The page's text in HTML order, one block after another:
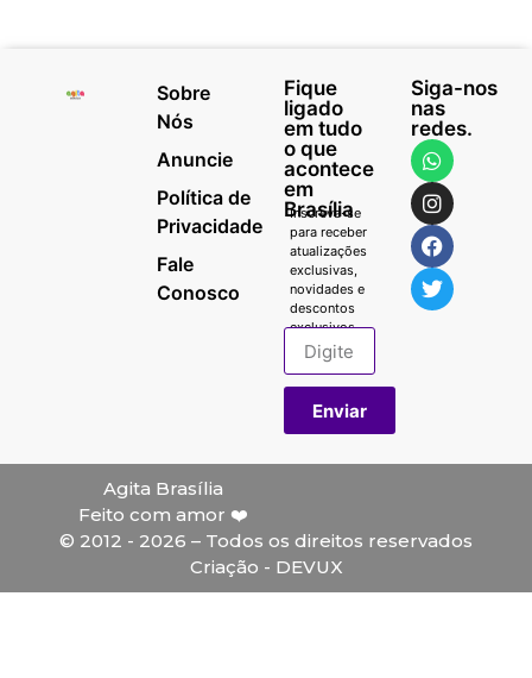
Sobre
Nós
Anuncie
Política de
Privacidade
Fale
Conosco
Fique
ligado
em tudo
o que
acontece
em
Brasília
Inscreva-se
para receber
atualizações
exclusivas,
novidades e
descontos
exclusivos.
Enviar
Siga-nos
nas
redes.
Agita Brasília
Feito com amor ❤️
© 2012 - 2026 – Todos os direitos reservados
Criação - DEVUX